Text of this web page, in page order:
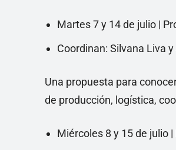
Martes 7 y 14 de julio |
Coordinan: Silvana Liva
Una propuesta para
de producción, logística,
Miércoles 8 y 15 de julio